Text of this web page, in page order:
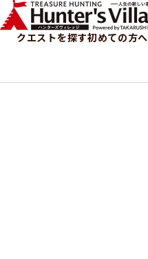
クエストを探す初めての方へ